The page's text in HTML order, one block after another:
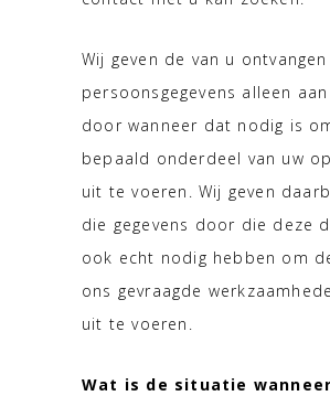
Wij geven de van u ontvangen
persoonsgegevens alleen
door wanneer dat nodig is
bepaald onderdeel van uw
uit te voeren. Wij geven
die gegevens door die deze
ook echt nodig hebben om
ons gevraagde
uit te voeren.
Wat is de situatie